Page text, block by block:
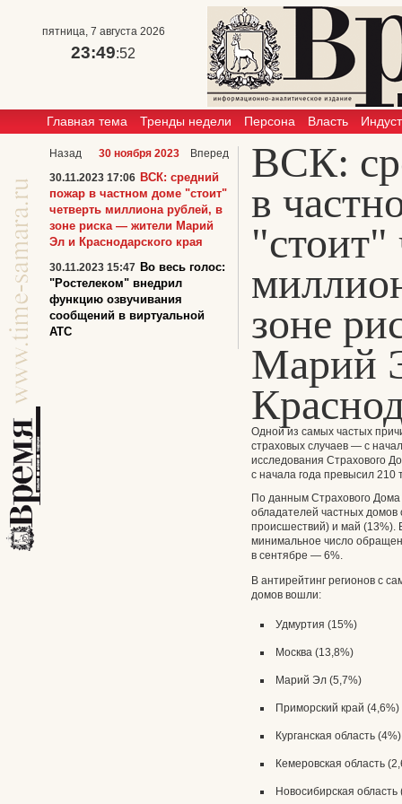
пятница, 7 августа 2026
23:49:52
Главная тема Тренды недели Персона Власть
ВСК:
в
"стоит"
зоне
Марий
Одной из самых частых
страховых случаев — с
исследования Страхового
с начала года превысил 210
По данным Страхового
обладателей частных
происшествий) и май (13%).
минимальное число
в сентябре — 6%.
В антирейтинг регионов с
домов вошли:
Удмуртия (15%)
Москва (13,8%)
Марий Эл (5,7%)
Приморский край (4,6%)
Курганская область (4%)
Кемеровская область
Новосибирская область
Назад 30 ноября 2023
Вперед
30.11.2023 17:06 ВСК: средний
пожар в частном доме "стоит"
четверть миллиона рублей, в
зоне риска — жители Марий
Эл и Краснодарского края
30.11.2023 15:47 Во весь голос:
"Ростелеком" внедрил
функцию озвучивания
сообщений в виртуальной
АТС